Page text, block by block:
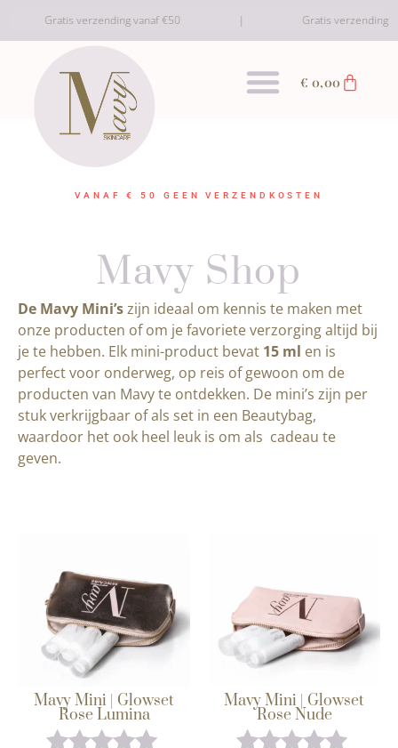
Gratis verzending vanaf €50 Gratis verzending
€ 0,00
VANAF € 50 GEEN VERZENDKOSTEN
Mavy Shop
De Mavy Mini’szijn ideaal om kennis te maken met
onze producten of om je favoriete verzorging altijd bij
je te hebben. Elk mini-product bevat 15 ml en is
perfect voor onderweg, op reis of gewoon om de
producten van Mavy te ontdekken. De mini’s zijn per
stuk verkrijgbaar of als set in een Beautybag,
waardoor het ook heel leuk is om als cadeau te
geven.
Mavy Mini | Glowset
Rose Lumina
Mavy Mini | Glowset
Rose Nude